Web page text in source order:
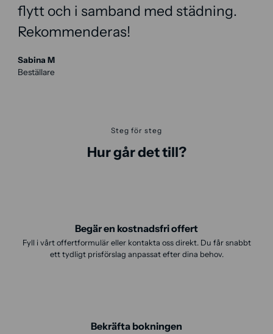
flytt och i samband med städning.
Rekommenderas!
Sabina M
Beställare
Steg för steg
Hur går det till?
Begär en kostnadsfri offert
Fyll i vårt offertformulär eller kontakta oss direkt. Du får snabbt
ett tydligt prisförslag anpassat efter dina behov.
Bekräfta bokningen